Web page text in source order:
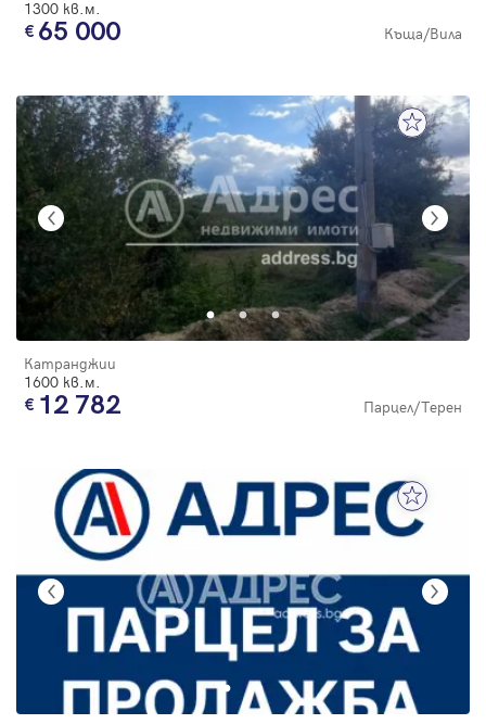
1300 кв.м.
65 000 Къща/Вила
Катранджии
1600 кв.м.
12 782 Парцел/Терен